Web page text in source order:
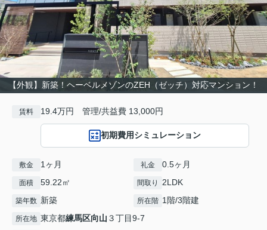
【外観】新築！ヘーベルメゾンのZEH（ゼッチ）対応マンション！
賃料 19.4万円 管理/共益費 13,000円
初期費用シミュレーション
敷金 1ヶ月 礼金 0.5ヶ月
面積 59.22㎡ 間取り 2LDK
築年数 新築 所在階 1階/3階建
所在地 東京都練馬区向山 ３丁目9-7